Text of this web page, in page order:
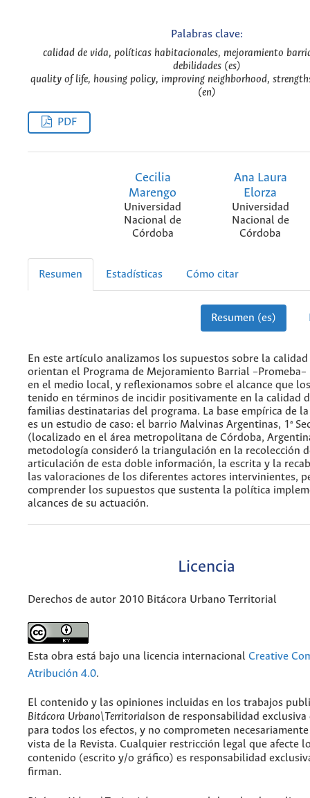
Palabras clave:
calidad de vida, políticas habitacionales, mejoramiento
debilidades (es)
quality of life, housing policy, improving neighborhood,
(en)
PDF
Cecilia
Marengo
Universidad
Nacional de
Córdoba
Ana Laura
Elorza
Universidad
Nacional de
Córdoba
Resumen Estadísticas Cómo citar
Resumen (es)
En este artículo analizamos los supuestos sobre la
orientan el Programa de Mejoramiento Barrial
en el medio local, y reflexionamos sobre el alcance que
tenido en términos de incidir positivamente en la calidad
familias destinatarias del programa. La base empírica de
es un estudio de caso: el barrio Malvinas Argentinas, 1ª
(localizado en el área metropolitana de Córdoba,
metodología consideró la triangulación en la recolección
articulación de esta doble información, la escrita y la
las valoraciones de los diferentes actores intervinientes,
comprender los supuestos que sustenta la política
alcances de su actuación.
Licencia
Derechos de autor 2010 Bitácora Urbano Territorial
Esta obra está bajo una licencia internacional Creative
Atribución 4.0.
El contenido y las opiniones incluidas en los trabajos
Bitácora Urbano\Territorialson de responsabilidad exclusiva
para todos los efectos, y no comprometen
vista de la Revista. Cualquier restricción legal que afecte
contenido (escrito y/o gráfico) es responsabilidad
firman.